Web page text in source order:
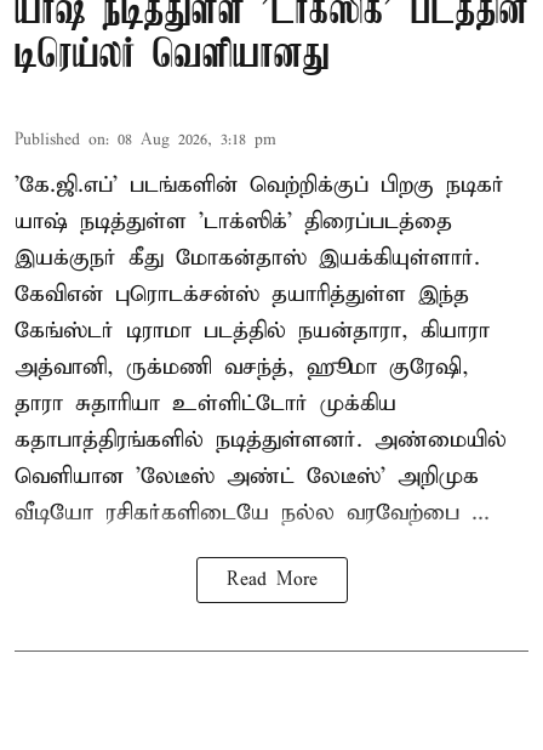
யாஷ் நடித்துள்ள 'டாக்‌ஸிக்' படத்தின்
டிரெய்லர் வெளியானது
Published on: 08 Aug 2026, 3:18 pm
'கே.ஜி.எப்' படங்களின் வெற்றிக்குப் பிறகு நடிகர்
யாஷ் நடித்துள்ள 'டாக்ஸிக்' திரைப்படத்தை
இயக்குநர் கீது மோகன்தாஸ் இயக்கியுள்ளார்.
கேவிஎன் புரொடக்சன்ஸ் தயாரித்துள்ள இந்த
கேங்ஸ்டர் டிராமா படத்தில் நயன்தாரா, கியாரா
அத்வானி, ருக்மணி வசந்த், ஹூமா குரேஷி,
தாரா சுதாரியா உள்ளிட்டோர் முக்கிய
கதாபாத்திரங்களில் நடித்துள்ளனர். அண்மையில்
வெளியான 'லேடீஸ் அண்ட் லேடீஸ்' அறிமுக
வீடியோ ரசிகர்களிடையே நல்ல வரவேற்பை ...
Read More